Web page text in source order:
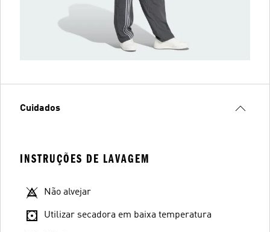
Cuidados
INSTRUÇÕES DE LAVAGEM
Não alvejar
Utilizar secadora em baixa temperatura